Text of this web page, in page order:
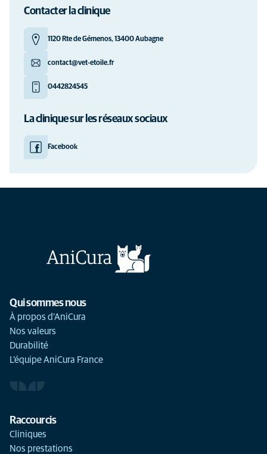
Contacter la clinique
1120 Rte de Gémenos, 13400 Aubagne
contact@vet-etoile.fr
0442824545
La clinique sur les réseaux sociaux
Facebook
Qui sommes nous
À propos d'AniCura
Nos valeurs
Durabilité
L'équipe AniCura France
Raccourcis
Cliniques
Nos prestations